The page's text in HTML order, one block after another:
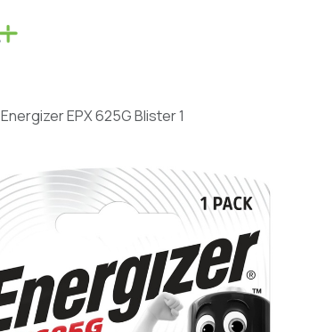
Energizer EPX 625G Blister 1